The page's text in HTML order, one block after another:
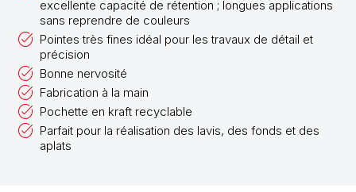
excellente capacité de rétention ; longues applications
sans reprendre de couleurs
Pointes très fines idéal pour les travaux de détail et
précision
Bonne nervosité
Fabrication à la main
Pochette en kraft recyclable
Parfait pour la réalisation des lavis, des fonds et des
aplats